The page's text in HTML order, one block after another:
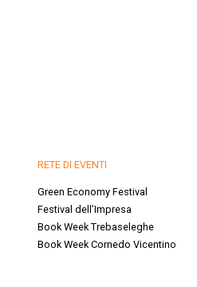
RETE DI EVENTI
Green Economy Festival
Festival dell’Impresa
Book Week Trebaseleghe
Book Week Cornedo Vicentino